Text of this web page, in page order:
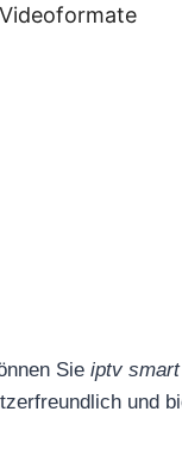
Sie iptv smart
und